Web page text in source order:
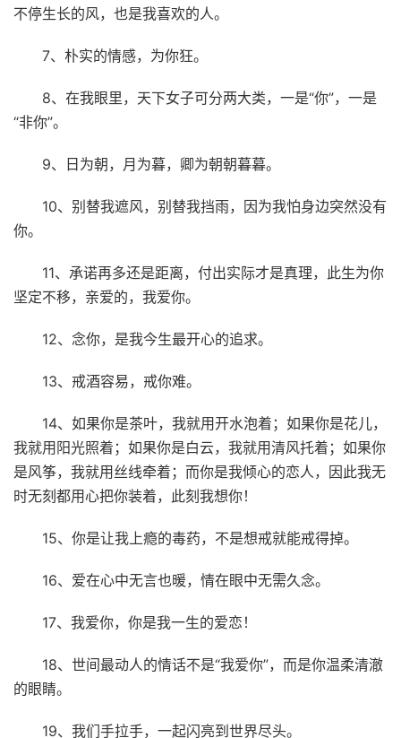
不停生长的风，也是我喜欢的人。
7、朴实的情感，为你狂。
8、在我眼里，天下女子可分两大类，一是“你”，一是
“非你”。
9、日为朝，月为暮，卿为朝朝暮暮。
10、别替我遮风，别替我挡雨，因为我怕身边突然没有
你。
11、承诺再多还是距离，付出实际才是真理，此生为你
坚定不移，亲爱的，我爱你。
12、念你，是我今生最开心的追求。
13、戒酒容易，戒你难。
14、如果你是茶叶，我就用开水泡着；如果你是花儿，
我就用阳光照着；如果你是白云，我就用清风托着；如果你
是风筝，我就用丝线牵着；而你是我倾心的恋人，因此我无
时无刻都用心把你装着，此刻我想你！
15、你是让我上瘾的毒药，不是想戒就能戒得掉。
16、爱在心中无言也暖，情在眼中无需久念。
17、我爱你，你是我一生的爱恋！
18、世间最动人的情话不是“我爱你”，而是你温柔清澈
的眼睛。
19、我们手拉手，一起闪亮到世界尽头。